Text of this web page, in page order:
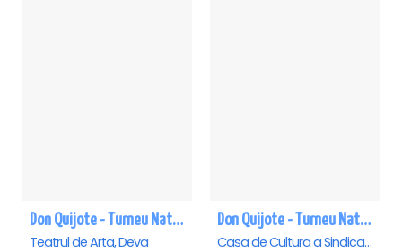
Don Quijote - Turneu National de balet - Deva
Teatrul de Arta, Deva
Don Quijote - Turneu National de balet - Oradea
Casa de Cultura a Sindicatelor , Oradea